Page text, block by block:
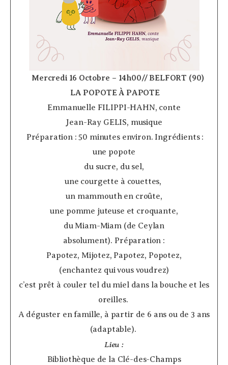
Mercredi 16 Octobre – 14h00// BELFORT (90)
LA POPOTE À PAPOTE
Emmanuelle FILIPPI-HAHN, conte
Jean-Ray GELIS, musique
­ Préparation : 50 minutes environ. Ingrédients :
une popote
du sucre, du sel,
une courgette à couettes,
un mammouth en croûte,
une pomme juteuse et croquante,
du Miam-Miam (de Ceylan
absolument). Préparation :
Papotez, Mijotez, Papotez, Popotez,
(enchantez qui vous voudrez)
c’est prêt à couler tel du miel dans la bouche et les
oreilles.
A déguster en famille, à partir de 6 ans ou de 3 ans
(adaptable).
Lieu :
Bibliothèque de la Clé-des-Champs